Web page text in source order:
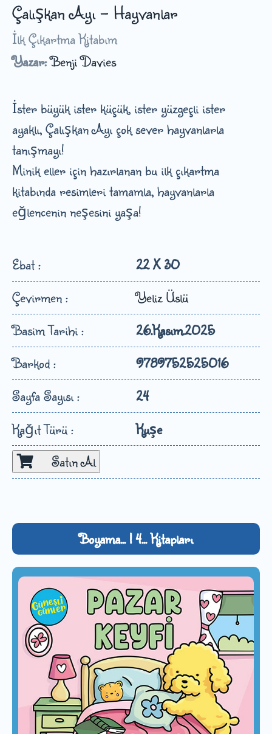
Çalışkan Ayı - Hayvanlar
İlk Çıkartma Kitabım
Yazar:Benji Davies
İster büyük ister küçük, ister yüzgeçli ister
ayaklı, Çalışkan Ayı çok sever hayvanlarla
tanışmayı!
Minik eller için hazırlanan bu ilk çıkartma
kitabında resimleri tamamla, hayvanlarla
eğlencenin neşesini yaşa!
Ebat :
22 X 30
Çevirmen :
Yeliz Üslü
Basim Tarihi :
26.Kasım.2025
Barkod :
9789752525016
Sayfa Sayısı :
24
Kağıt Türü :
Kuşe
Satın Al
Boyama... | 4... Kitapları